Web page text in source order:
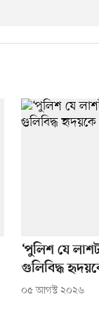
‘পুলিশ যে
গুলিবিদ্ধ
০৫ আগস্ট ২০২৬